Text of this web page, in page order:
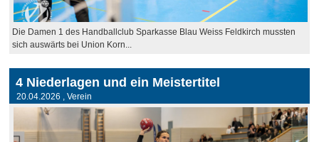
Die Damen 1 des Handballclub Sparkasse Blau Weiss Feldkirch mussten
sich auswärts bei Union Korn...
4 Niederlagen und ein Meistertitel
20.04.2026 , Verein